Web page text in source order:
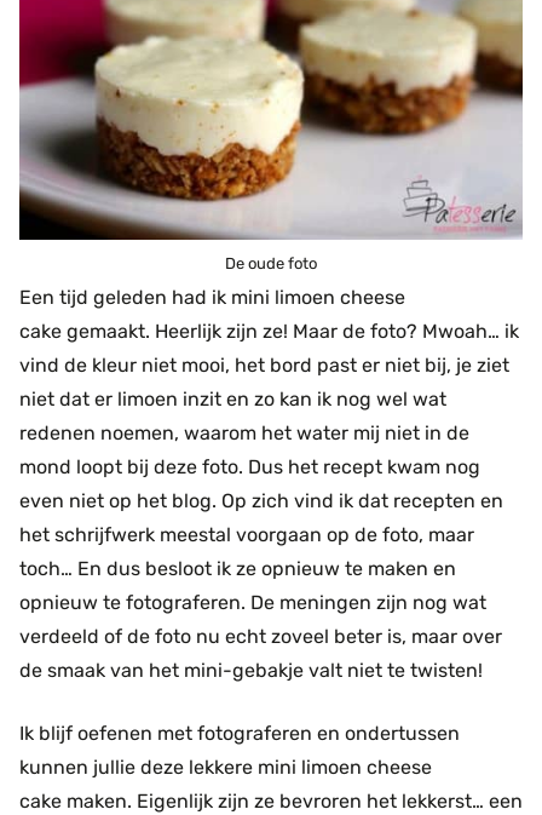
De oude foto
Een tijd geleden had ik mini limoen cheese
cake gemaakt. Heerlijk zijn ze! Maar de foto? Mwoah… ik
vind de kleur niet mooi, het bord past er niet bij, je ziet
niet dat er limoen inzit en zo kan ik nog wel wat
redenen noemen, waarom het water mij niet in de
mond loopt bij deze foto. Dus het recept kwam nog
even niet op het blog. Op zich vind ik dat recepten en
het schrijfwerk meestal voorgaan op de foto, maar
toch… En dus besloot ik ze opnieuw te maken en
opnieuw te fotograferen. De meningen zijn nog wat
verdeeld of de foto nu echt zoveel beter is, maar over
de smaak van het mini-gebakje valt niet te twisten!
Ik blijf oefenen met fotograferen en ondertussen
kunnen jullie deze lekkere mini limoen cheese
cake maken. Eigenlijk zijn ze bevroren het lekkerst… een